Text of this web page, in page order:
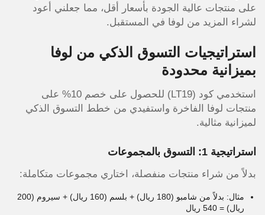
على منتجات عالية الجودة بأسعار أقل، مما جعلني أعود
لشراء المزيد من لوفا في المستقبل.
استراتيجيات التسوق الذكي من لوفا
بميزانية محدودة
استخدمي كود (LT19) للحصول على خصم 10% على
منتجات لوفا الفاخرة واستفيدي من خطط التسوق الذكي
لميزانية مثالية.
استراتيجية 1: التسوق بالمجموعات
بدلاً من شراء منتجات منفصلة، اختاري مجموعات متكاملة:
مثال: بدلاً من شامبو (180 ريال) + بلسم (160 ريال) + سيروم (200
ريال) = 540 ريال